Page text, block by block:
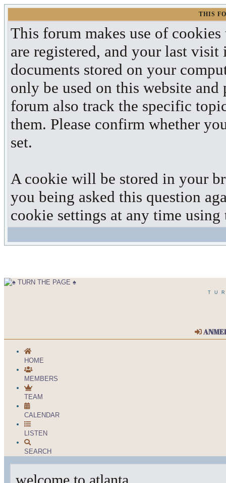
THIS
This forum makes use of
are registered, and your last
documents stored on your
only be used on this website
forum also track the specific
them. Please confirm whether
set.
A cookie will be stored in your
you being asked this question
cookie settings at any time
HOME
MEMBERS
TEAM
CALENDAR
LISTEN
SEARCH